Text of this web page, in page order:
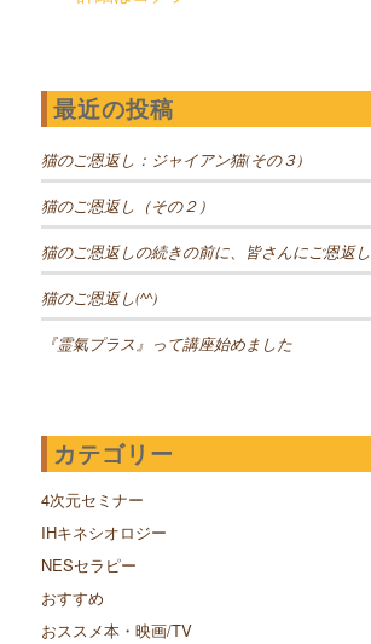
最近の投稿
猫のご恩返し：ジャイアン猫(その３)
猫のご恩返し（その２）
猫のご恩返しの続きの前に、皆さんにご恩返し
猫のご恩返し(^^)
『霊氣プラス』って講座始めました
カテゴリー
4次元セミナー
IHキネシオロジー
NESセラピー
おすすめ
おススメ本・映画/TV